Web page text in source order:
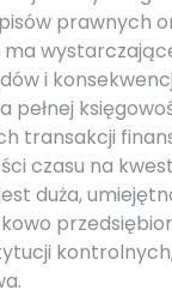
prawnych
i
pełnej
transakcji
czasu na
duża,